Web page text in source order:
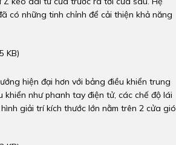
có những tinh chỉnh để cải thiện khả năng
hiện đại hơn với bảng điều khiển trung
khiển như phanh tay điện tử, các chế độ lái
giải trí kích thước lớn nằm trên 2 cửa gió